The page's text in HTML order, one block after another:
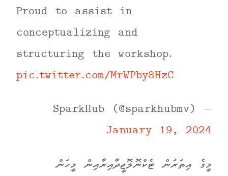
Proud to assist in
conceptualizing and
structuring the workshop.
pic.twitter.com/MrWPby8HzC
— SparkHub (@sparkhubmv)
January 19, 2024
މީގެ އިތުރުން ޓެކްނޮލޮޖީދާއިރާއިން މީހުން